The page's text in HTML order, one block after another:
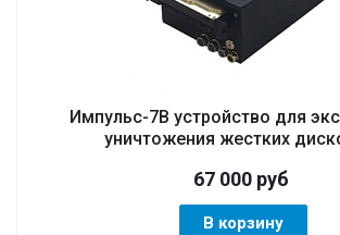
Импульс-7В устройство для
уничтожения жестких
67 000руб
В корзину